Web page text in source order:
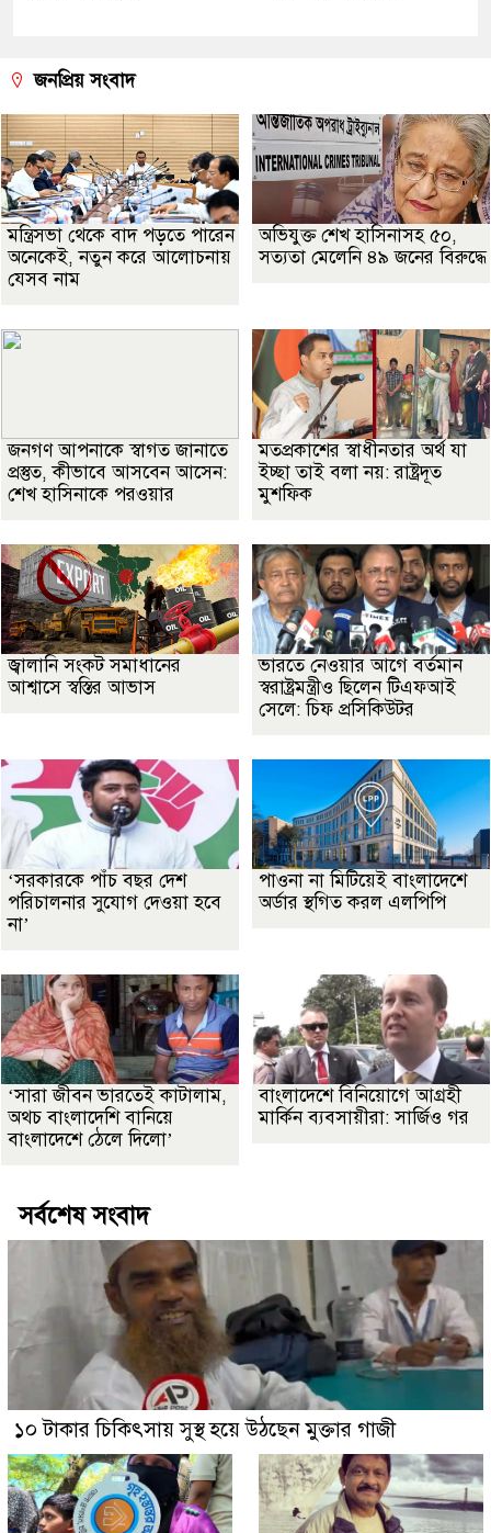
জনপ্রিয় সংবাদ
মন্ত্রিসভা থেকে বাদ পড়তে পারেন
অনেকেই, নতুন করে আলোচনায়
যেসব নাম
অভিযুক্ত শেখ হাসিনাসহ ৫০,
সত্যতা মেলেনি ৪৯ জনের বিরুদ্ধে
জনগণ আপনাকে স্বাগত জানাতে
প্রস্তুত, কীভাবে আসবেন আসেন:
শেখ হাসিনাকে পরওয়ার
মতপ্রকাশের স্বাধীনতার অর্থ যা
ইচ্ছা তাই বলা নয়: রাষ্ট্রদূত
মুশফিক
জ্বালানি সংকট সমাধানের
আশ্বাসে স্বস্তির আভাস
ভারতে নেওয়ার আগে বর্তমান
স্বরাষ্ট্রমন্ত্রীও ছিলেন টিএফআই
সেলে: চিফ প্রসিকিউটর
‘সরকারকে পাঁচ বছর দেশ
পরিচালনার সুযোগ দেওয়া হবে
না’
পাওনা না মিটিয়েই বাংলাদেশে
অর্ডার স্থগিত করল এলপিপি
‘সারা জীবন ভারতেই কাটালাম,
অথচ বাংলাদেশি বানিয়ে
বাংলাদেশে ঠেলে দিলো’
বাংলাদেশে বিনিয়োগে আগ্রহী
মার্কিন ব্যবসায়ীরা: সার্জিও গর
সর্বশেষ সংবাদ
১০ টাকার চিকিৎসায় সুস্থ হয়ে উঠছেন মুক্তার গাজী